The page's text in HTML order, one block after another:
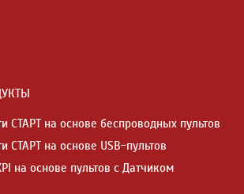
СТАРТ на основе беспроводных пультов
СТАРТ на основе USB-пультов
на основе пультов с Датчиком